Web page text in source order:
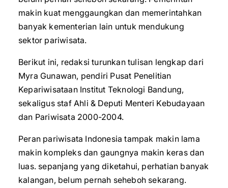
makin kuat menggaungkan dan memerintahkan
banyak kementerian lain untuk mendukung
sektor pariwisata.
Berikut ini, redaksi turunkan tulisan lengkap dari
Myra Gunawan, pendiri Pusat Penelitian
Kepariwisataan Institut Teknologi Bandung,
sekaligus staf Ahli & Deputi Menteri Kebudayaan
dan Pariwisata 2000-2004.
Peran pariwisata Indonesia tampak makin lama
makin kompleks dan gaungnya makin keras dan
luas. sepanjang yang diketahui, perhatian banyak
kalangan, belum pernah seheboh sekarang.